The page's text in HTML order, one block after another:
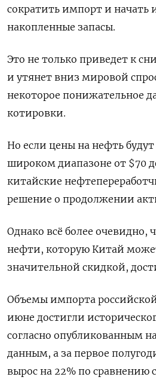
сократить импорт и начать
накопленные запасы.
Это не только приведет к
и утянет вниз мировой
некоторое понижательное
котировки.
Но если цены на нефть будут
широком диапазоне от $70
китайские
решение о продолжении
Однако всё более очевидно,
нефти, которую Китай
значительной скидкой,
Объемы импорта
июне достигли
согласно опубликованным
данным, а за первое
вырос на 22% по сравнению